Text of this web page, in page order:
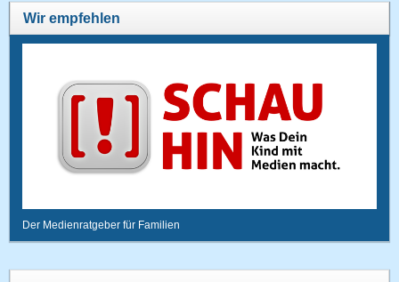
Wir empfehlen
Der Medienratgeber für Familien